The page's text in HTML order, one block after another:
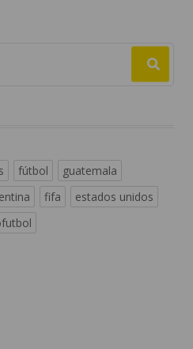
fútbol
guatemala
fifa
estados unidos